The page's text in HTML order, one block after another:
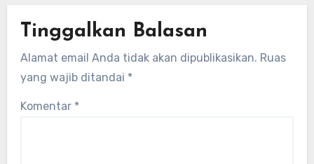
Tinggalkan Balasan
Alamat email Anda tidak akan dipublikasikan. Ruas
yang wajib ditandai *
Komentar *